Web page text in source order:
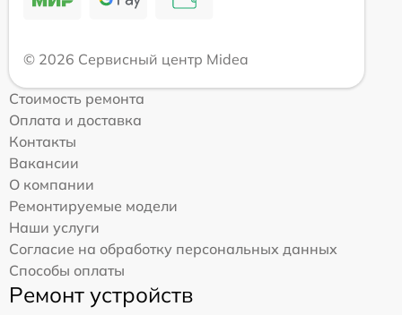
© 2026 Сервисный центр Midea
Стоимость ремонта
Оплата и доставка
Контакты
Вакансии
О компании
Ремонтируемые модели
Наши услуги
Согласие на обработку персональных данных
Способы оплаты
Ремонт устройств